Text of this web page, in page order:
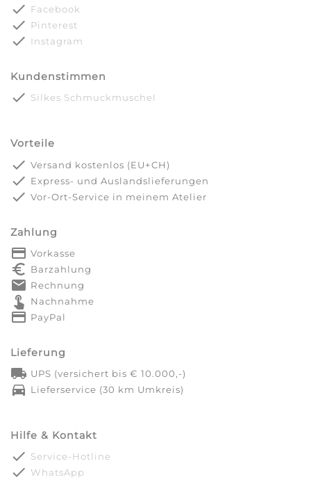
done Facebook
done Pinterest
done Instagram
Kundenstimmen
done Silkes Schmuckmuschel
Vorteile
done Versand kostenlos (EU+CH)
done Express- und Auslandslieferungen
done Vor-Ort-Service in meinem Atelier
Zahlung
payment Vorkasse
euro_symbol Barzahlung
markunread Rechnung
touch_app Nachnahme
credit_card PayPal
Lieferung
local_shipping UPS (versichert bis € 10.000,-)
directions_car Lieferservice (30 km Umkreis)
Hilfe & Kontakt
done Service-Hotline
done WhatsApp